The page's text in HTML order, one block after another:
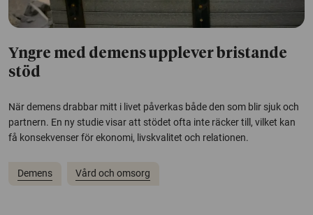
Yngre med demens upplever bristande
stöd
När demens drabbar mitt i livet påverkas både den som blir sjuk och
partnern. En ny studie visar att stödet ofta inte räcker till, vilket kan
få konsekvenser för ekonomi, livskvalitet och relationen.
Demens Vård och omsorg